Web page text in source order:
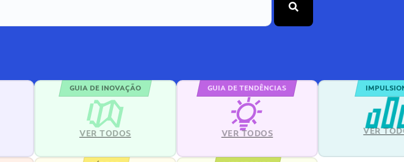
GUIA DE INOVAÇÃO
VER TODOS
GUIA DE TENDÊNCIAS
VER TODOS VER